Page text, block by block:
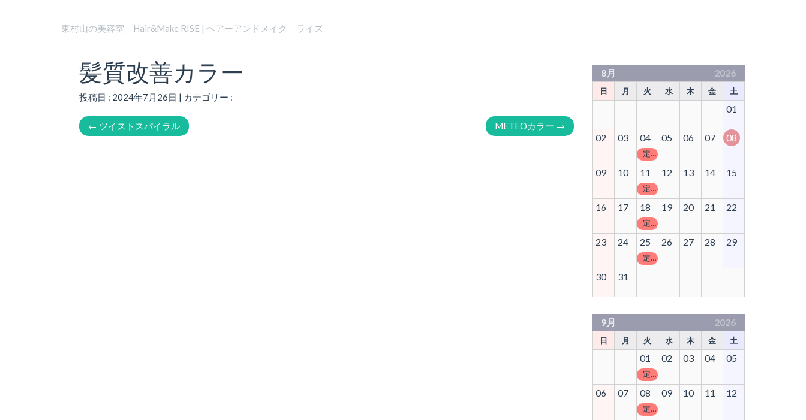
東村山の美容室 Hair&Make RISE | ヘアーアンドメイク ライズ
髪質改善カラー
投稿日 : 2024年7月26日 | カテゴリー :
← ツイストスパイラル METEOカラー →
8月 2026
日 月 火 水 木 金 土
01
02 03 04
定休日
05 06 07 08
09 10 11
定休日
12 13 14 15
16 17 18
定休日
19 20 21 22
23 24 25
定休日
26 27 28 29
30 31
9月 2026
日 月 火 水 木 金 土
01
定休日
02 03 04 05
06 07 08
定休日
09 10 11 12